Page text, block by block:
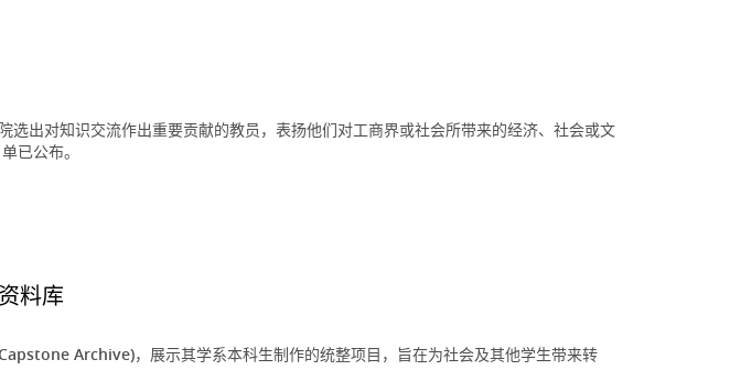
选出对知识交流作出重要贡献的教员，表扬他们对工商界或社会所带来的经济、社会或文
已公布。
料库
Archive)，展示其学系本科生制作的统整项目，旨在为社会及其他学生带来转